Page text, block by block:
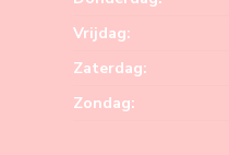
Vrijdag:
Zaterdag:
Zondag: